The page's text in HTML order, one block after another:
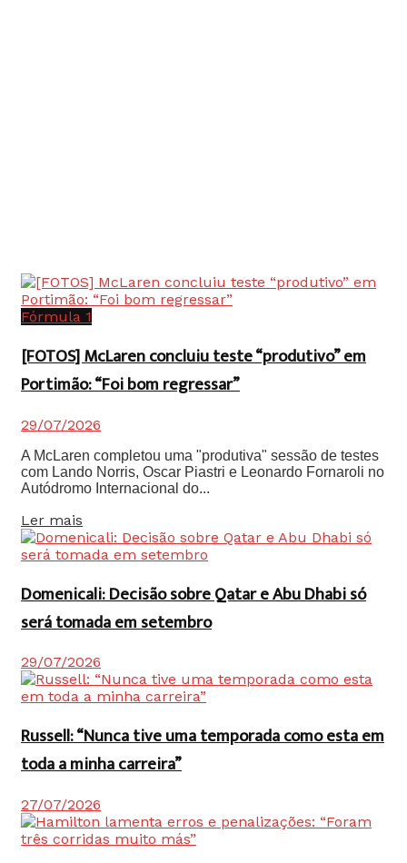
Fórmula 1
[FOTOS] McLaren concluiu teste “produtivo” em
Portimão: “Foi bom regressar”
29/07/2026
A McLaren completou uma "produtiva" sessão de testes
com Lando Norris, Oscar Piastri e Leonardo Fornaroli no
Autódromo Internacional do...
Ler mais
Domenicali: Decisão sobre Qatar e Abu Dhabi só
será tomada em setembro
29/07/2026
Russell: “Nunca tive uma temporada como esta em
toda a minha carreira”
27/07/2026